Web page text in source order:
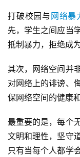
打破校园与 网络暴
先，学生之间应当
抵制暴力，拒绝成
其次，网络空间并
对网络上的诽谤、
保网络空间的健康
最重要的是，每个
文明和理性，坚守
只有当每个人都学